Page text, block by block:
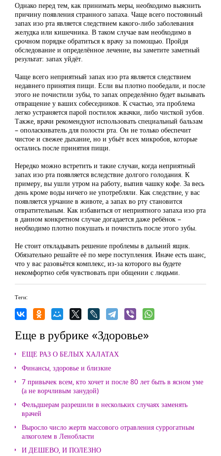
Однако перед тем, как принимать меры, необходимо выяснить
причину появления странного запаха. Чаще всего постоянный
запах изо рта является следствием какого-либо заболевания
желудка или кишечника. В таком случае вам необходимо в
срочном порядке обратиться к врачу за помощью. Пройдя
обследование и определённое лечение, вы заметите заметный
результат: запах уйдёт.
Чаще всего неприятный запах изо рта является следствием
недавнего принятия пищи. Если вы плотно пообедали, и после
этого не почистили зубы, то запах определённо будет вызывать
отвращение у ваших собеседников. К счастью, эта проблема
легко устраняется парой постилок жвачки, либо чисткой зубов.
Также, врачи рекомендуют использовать специальный бальзам
– ополаскиватель для полости рта. Он не только обеспечит
чистое и свежее дыхание, но и убьёт всех микробов, которые
остались после принятия пищи.
Нередко можно встретить и такие случаи, когда неприятный
запах изо рта появляется вследствие долгого голодания. К
примеру, вы ушли утром на работу, выпив чашку кофе. За весь
день кроме воды ничего не употребляли. Как следствие, у вас
появляется урчание в животе, а запах во рту становится
отвратительным. Как избавиться от неприятного запаха изо рта
в данном конкретном случае догадается даже ребёнок –
необходимо плотно покушать и почистить после этого зубы.
Не стоит откладывать решение проблемы в дальний ящик.
Обязательно решайте её по мере поступления. Иначе есть шанс,
что у вас разовьётся комплекс, из-за которого вы будете
некомфортно себя чувствовать при общении с людьми.
Теги:
Еще в рубрике «Здоровье»
ЕЩЕ РАЗ О БЕЛЫХ ХАЛАТАХ
Финансы, здоровье и близкие
7 привычек всем, кто хочет и после 80 лет быть в ясном уме
(а не ворчливым занудой)
Фельдшерам разрешили в нескольких случаях заменять
врачей
Выросло число жертв массового отравления суррогатным
алкоголем в Ленобласти
И ДЕШЕВО, И ПОЛЕЗНО